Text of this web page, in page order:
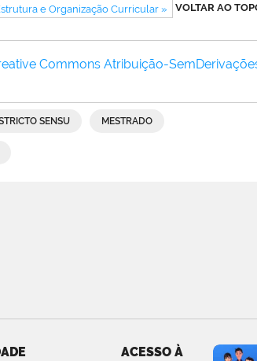
VOLTAR AO
e Organização Curricular »
Commons Atribuição-
SENSU MESTRADO
ACESSO À